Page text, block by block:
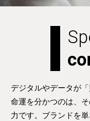
デジタルやデータが
命運を分かつのは、
力です。ブランドを